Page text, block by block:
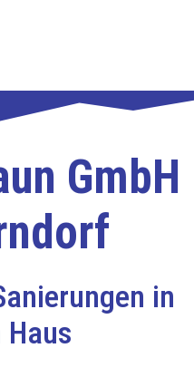
GmbH
in
Haus